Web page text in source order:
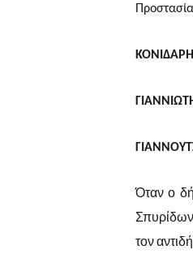
Όταν ο
τον